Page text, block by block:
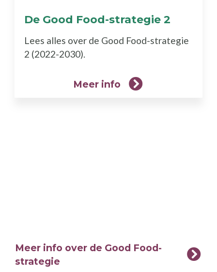
De Good Food-strategie 2
Lees alles over de Good Food-strategie
2 (2022-2030).
Meer info
Meer info over de Good Food-
strategie